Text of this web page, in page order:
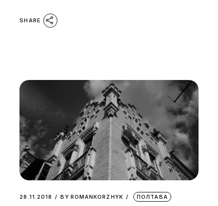
SHARE
28.11.2018 BY ROMANKORZHYK ПОЛТАВА